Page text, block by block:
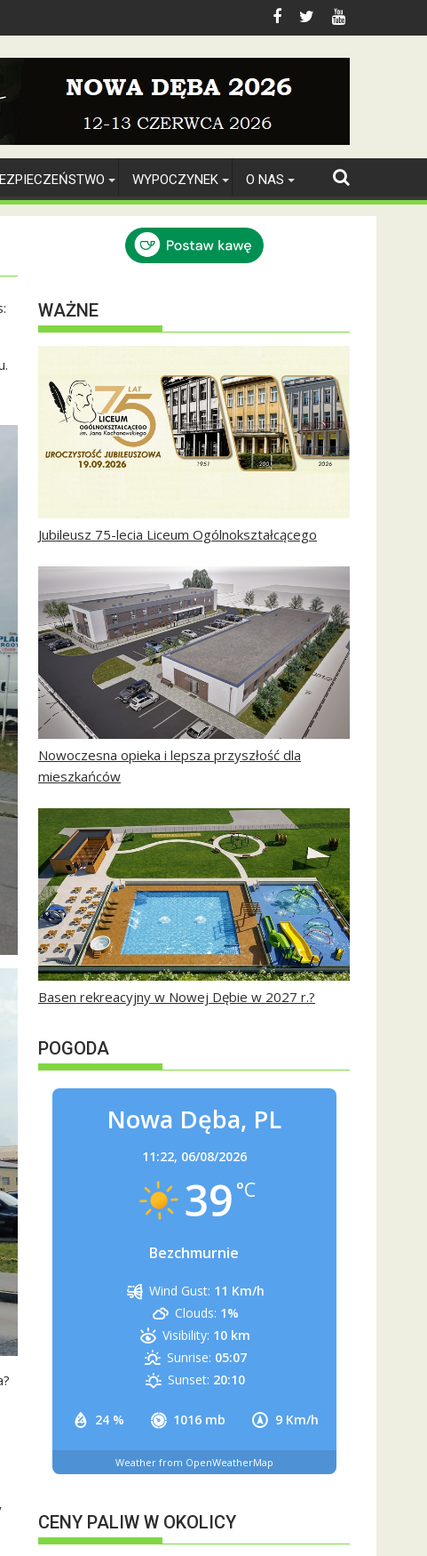
WYPOCZYNEK O NAS
WAŻNE
Jubileusz 75-lecia Liceum Ogólnokształcącego
Nowoczesna opieka i lepsza przyszłość dla
mieszkańców
Basen rekreacyjny w Nowej Dębie w 2027 r.?
POGODA
Nowa Dęba, PL
11:22, 06/08/2026
39 °C
Bezchmurnie
24 % 1016 mb 9 Km/h
Wind Gust: 11 Km/h
Clouds: 1%
Visibility: 10 km
Sunrise: 05:07
Sunset: 20:10
Weather from OpenWeatherMap
CENY PALIW W OKOLICY